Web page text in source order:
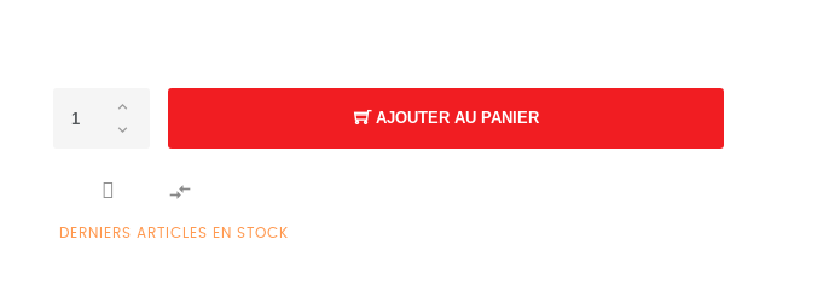
AJOUTER AU PANIER

DERNIERS ARTICLES EN STOCK